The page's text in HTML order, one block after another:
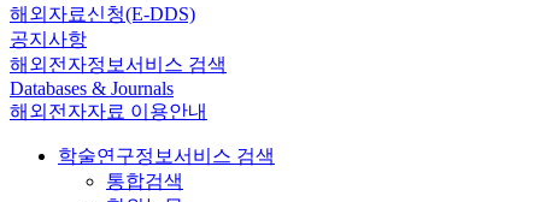
해외자료신청(E-DDS)
공지사항
해외전자정보서비스 검색
Databases & Journals
해외전자자료 이용안내
학술연구정보서비스 검색
통합검색